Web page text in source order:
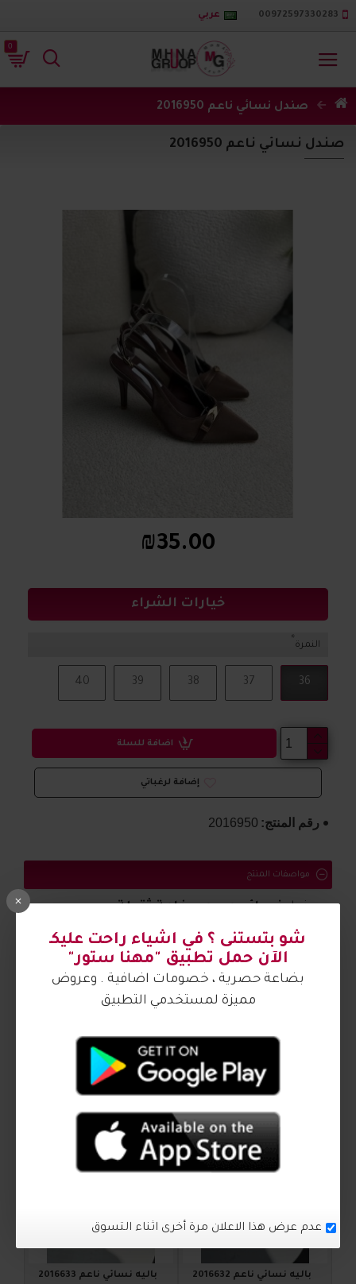
00972597330283 عربي
0
شو بتستنى ؟ في اشياء راحت عليكـ
الآن حمل تطبيق "مهنا ستور"
بضاعة حصرية ، خصومات اضافية . وعروض
مميزة لمستخدمي التطبيق
عدم عرض هذا الاعلان مرة أخرى اثناء التسوق
صندل نسائي ناعم 2016950
صندل نسائي ناعم 2016950
رقم المنتج: 2016950
₪35.00
خيارات الشراء
النمرة
36
37
38
39
40
اضافة للسلة
إضافة لرغباتي
مواصفات المنتج
صندلنسائي مريح وبخامة ثقيلة
الصورة من تصوير مهنا ستور
كيف اشتري ؟
اكمل اطلالتك
باليه نسائي ناعم 2016632
2016633
باليه نسائي ناعم 2016633